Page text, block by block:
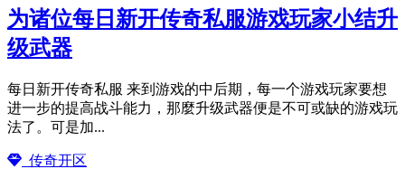
为诸位每日新开传奇私服游戏玩家小结升
级武器
每日新开传奇私服 来到游戏的中后期，每一个游戏玩家要想
进一步的提高战斗能力，那麼升级武器便是不可或缺的游戏玩
法了。可是加...
传奇开区